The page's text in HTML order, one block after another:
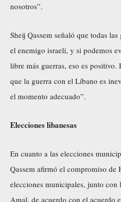
nosotros”.
Sheij Qassem señaló que todas
el enemigo israelí, y si podemos
libre más guerras, eso es
que la guerra con el Líbano es
el momento adecuado”.
Elecciones libanesas
En cuanto a las elecciones
Qassem afirmó el compromiso de
elecciones municipales, junto
Amal, de acuerdo con el acuerdo